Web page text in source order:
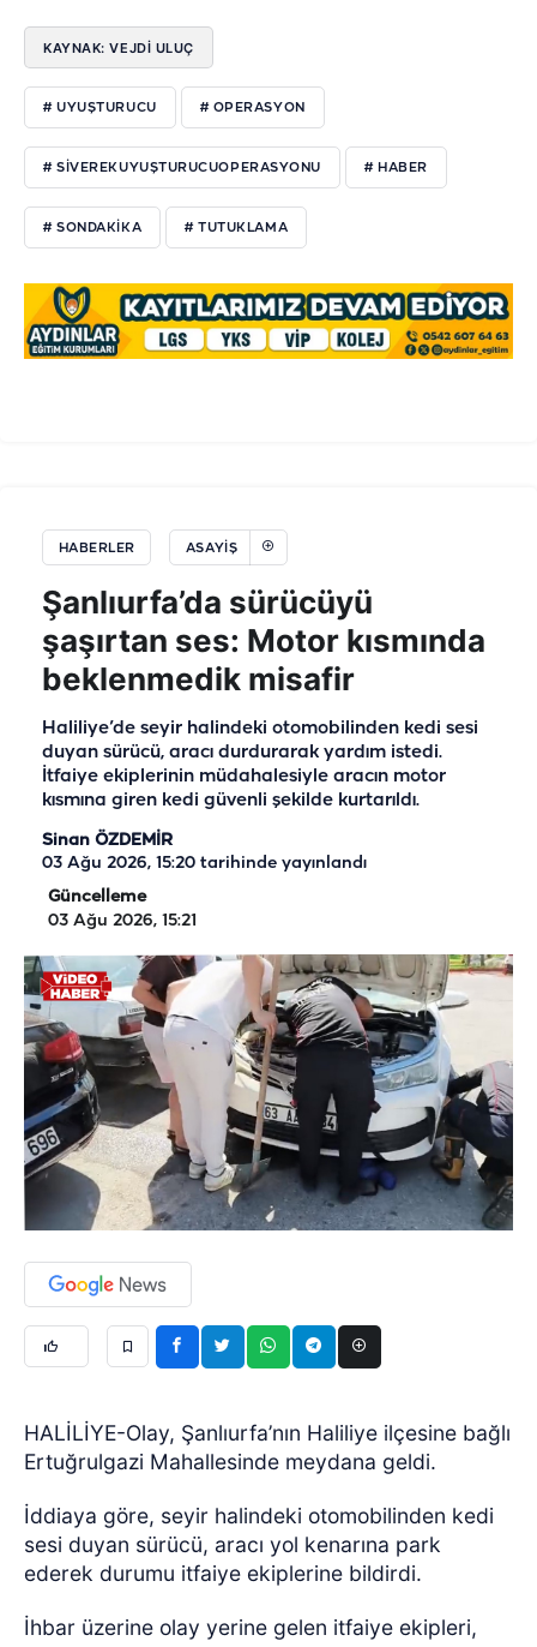
KAYNAK: VEJDI ULUÇ
# UYUŞTURUCU # OPERASYON
# SIVEREKUYUŞTURUCUOPERASYONU # HABER
# SONDAKIKA # TUTUKLAMA
HABERLER ASAYIŞ
Şanlıurfa’da sürücüyü
şaşırtan ses: Motor kısmında
beklenmedik misafir
Haliliye’de seyir halindeki otomobilinden kedi sesi
duyan sürücü, aracı durdurarak yardım istedi.
İtfaiye ekiplerinin müdahalesiyle aracın motor
kısmına giren kedi güvenli şekilde kurtarıldı.
Sinan ÖZDEMİR
03 Ağu 2026, 15:20 tarihinde yayınlandı
Güncelleme
03 Ağu 2026, 15:21
HALİLİYE-Olay, Şanlıurfa’nın Haliliye ilçesine bağlı
Ertuğrulgazi Mahallesinde meydana geldi.
İddiaya göre, seyir halindeki otomobilinden kedi
sesi duyan sürücü, aracı yol kenarına park
ederek durumu itfaiye ekiplerine bildirdi.
İhbar üzerine olay yerine gelen itfaiye ekipleri,